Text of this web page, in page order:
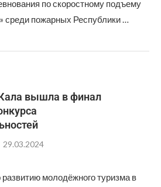
по скоростному подъему
среди пожарных Республики …
вышла в финал
29.03.2024
молодёжного туризма в